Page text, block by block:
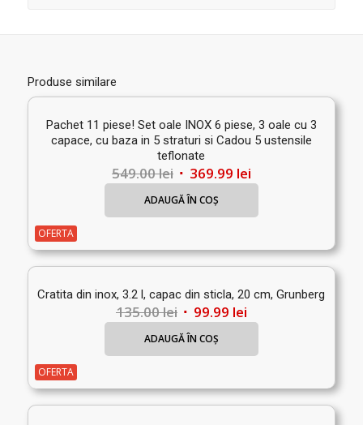
Produse similare
Pachet 11 piese! Set oale INOX 6 piese, 3 oale cu 3
capace, cu baza in 5 straturi si Cadou 5 ustensile
teflonate
549.00lei Prețul
inițial
549.00 lei.
369.99 leiPrețul
curent
este:
ADAUGĂ ÎN COȘ
OFERTA
Cratita din inox, 3.2 l, capac din sticla, 20 cm, Grunberg
135.00lei Prețul
inițial
135.00 lei.
99.99 leiPrețul
curent
este:
ADAUGĂ ÎN COȘ
OFERTA